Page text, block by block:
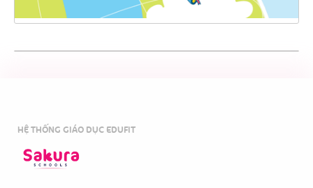
HỆ THỐNG GIÁO DỤC EDUFIT